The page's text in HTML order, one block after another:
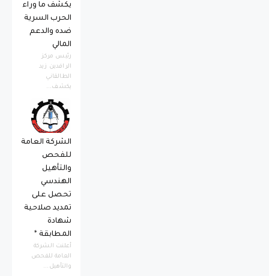
يكشف ما وراء
الحرب السرية
ضده والدعم
المالي
رئيس مركز
الرافدين زيد
الطالقاني
يكشف...
الشركة العامة
للفحص
والتأهيل
الهندسي
تحصل على
تمديد صلاحية
شهادة
المطابقة *
أعلنت الشركة
العامة للفحص
والتأهيل...